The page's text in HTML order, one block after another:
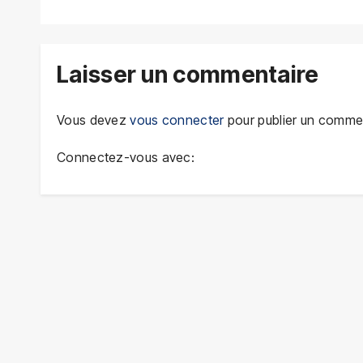
Laisser un commentaire
Vous devezvous connecterpour publier un
Connectez-vous avec: